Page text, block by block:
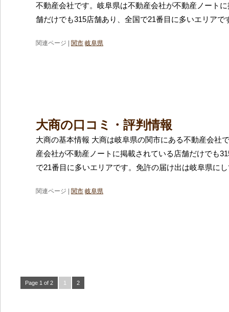
不動産会社です。岐阜県は不動産会社が不動産ノート
舗だけでも315店舗あり、全国で21番目に多いエリアで
関連ページ | 関市 岐阜県
大商の口コミ・評判情報
大商の基本情報 大商は岐阜県の関市にある不動産会社
産会社が不動産ノートに掲載されている店舗だけでも
で21番目に多いエリアです。免許の届け出は岐阜県に
関連ページ | 関市 岐阜県
Page 1 of 2 1 2